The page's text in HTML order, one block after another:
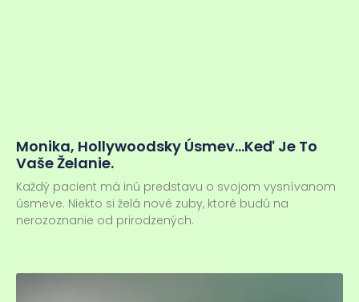
Monika, Hollywoodsky Úsmev…keď Je To
Vaše Želanie.
Každý pacient má inú predstavu o svojom vysnívanom
úsmeve. Niekto si želá nové zuby, ktoré budú na
nerozoznanie od prirodzených.